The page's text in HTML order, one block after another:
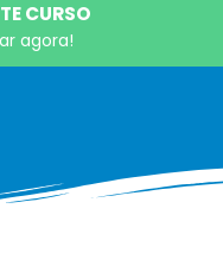
CURSO
agora!